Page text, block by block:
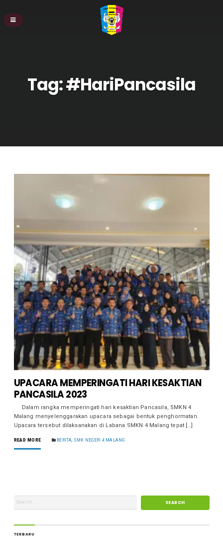
Tag:#HariPancasila
UPACARA MEMPERINGATI HARI KESAKTIAN
PANCASILA 2023
Dalam rangka memperingati hari kesaktian Pancasila, SMKN 4
Malang menyelenggarakan upacara sebagai bentuk penghormatan.
Upacara tersebut dilaksanakan di Labana SMKN 4 Malang tepat […]
READ MORE BERITA SMK NEGERI 4 MALANG
TERBARU